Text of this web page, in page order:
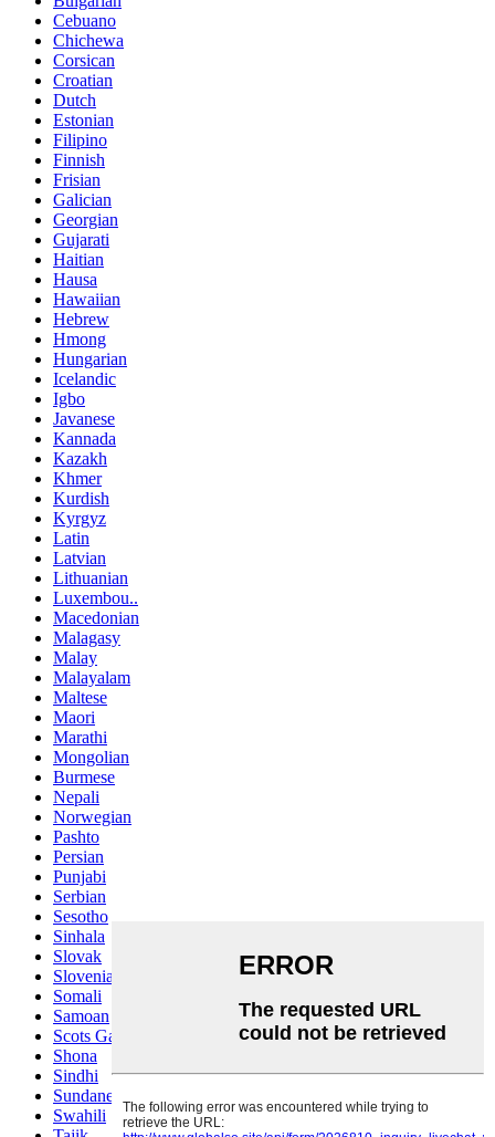
Cebuano
Chichewa
Corsican
Croatian
Dutch
Estonian
Filipino
Finnish
Frisian
Galician
Georgian
Gujarati
Haitian
Hausa
Hawaiian
Hebrew
Hmong
Hungarian
Icelandic
Igbo
Javanese
Kannada
Kazakh
Khmer
Kurdish
Kyrgyz
Latin
Latvian
Lithuanian
Luxembou..
Macedonian
Malagasy
Malay
Malayalam
Maltese
Maori
Marathi
Mongolian
Burmese
Nepali
Norwegian
Pashto
Persian
Punjabi
Serbian
Sesotho
Sinhala
Slovak
Slovenian
Somali
Samoan
Scots Gaelic
Shona
Sindhi
Sundanese
Swahili